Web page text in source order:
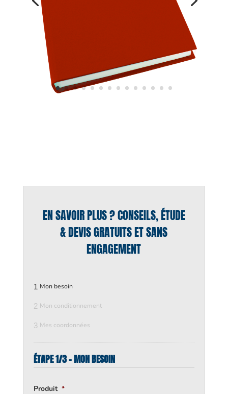
EN SAVOIR PLUS ? CONSEILS, ÉTUDE
& DEVIS GRATUITS ET SANS
ENGAGEMENT
1 Mon besoin
2 Mon conditionnement
3 Mes coordonnées
ÉTAPE 1/3 - MON BESOIN
Produit *